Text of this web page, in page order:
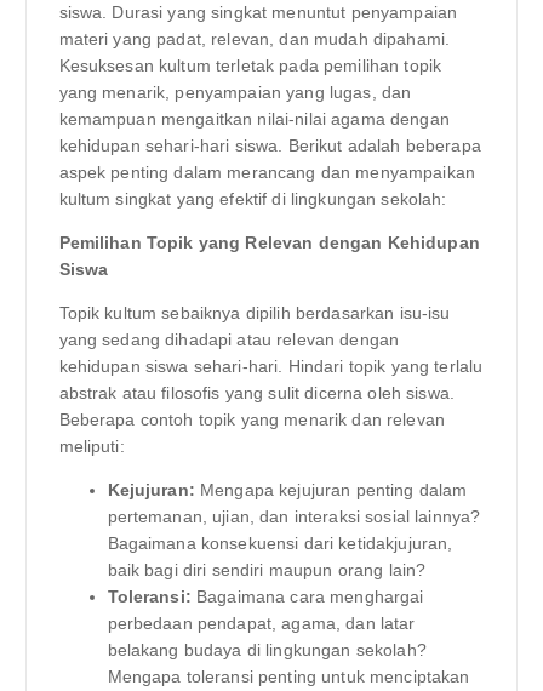
siswa. Durasi yang singkat menuntut penyampaian
materi yang padat, relevan, dan mudah dipahami.
Kesuksesan kultum terletak pada pemilihan topik
yang menarik, penyampaian yang lugas, dan
kemampuan mengaitkan nilai-nilai agama dengan
kehidupan sehari-hari siswa. Berikut adalah beberapa
aspek penting dalam merancang dan menyampaikan
kultum singkat yang efektif di lingkungan sekolah:
Pemilihan Topik yang Relevan dengan Kehidupan
Siswa
Topik kultum sebaiknya dipilih berdasarkan isu-isu
yang sedang dihadapi atau relevan dengan
kehidupan siswa sehari-hari. Hindari topik yang terlalu
abstrak atau filosofis yang sulit dicerna oleh siswa.
Beberapa contoh topik yang menarik dan relevan
meliputi:
Kejujuran: Mengapa kejujuran penting dalam
pertemanan, ujian, dan interaksi sosial lainnya?
Bagaimana konsekuensi dari ketidakjujuran,
baik bagi diri sendiri maupun orang lain?
Toleransi: Bagaimana cara menghargai
perbedaan pendapat, agama, dan latar
belakang budaya di lingkungan sekolah?
Mengapa toleransi penting untuk menciptakan